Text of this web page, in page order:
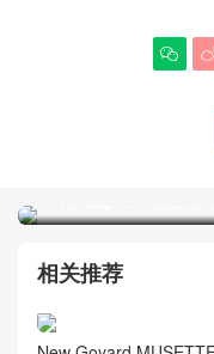

相关推荐